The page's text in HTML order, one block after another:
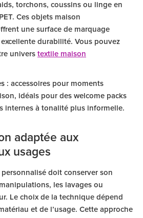
torchons, coussins ou linge en
Ces objets maison
une surface de marquage
durabilité. Vous pouvez
univers textile maison
: accessoires pour moments
idéals pour des welcome packs
internes à tonalité plus informelle.
adaptée aux
usages
doit conserver son
les lavages ou
Le choix de la technique dépend
et de l’usage. Cette approche